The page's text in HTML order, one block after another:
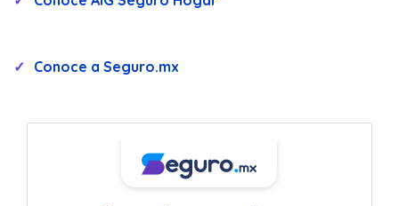
Conoce a Seguro.mx